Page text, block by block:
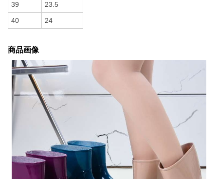
39 23.5
40 24
商品画像